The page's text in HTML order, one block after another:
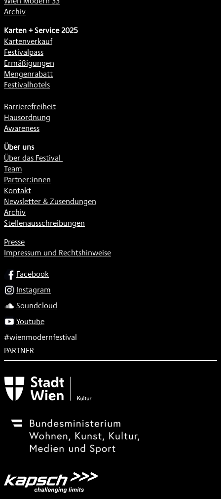
Archiv
Karten + Service 2025
Kartenverkauf
Festivalpass
Ermäßigungen
Mengenrabatt
Festivalhotels
Barrierefreiheit
Hausordnung
Awareness
Über uns
Über das Festival
Team
Partner:innen
Kontakt
Newsletter & Zusendungen
Archiv
Stellenausschreibungen
Presse
Impressum und Rechtshinweise
SOCIALFacebook
Instagram
Soundcloud
Youtube
#wienmodernfestival
PARTNER
Subventionsgeber